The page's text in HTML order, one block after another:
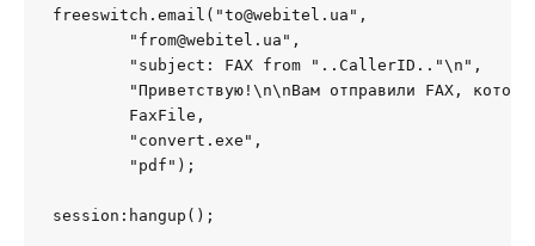
freeswitch.email("to@webitel.ua",
session:hangup();